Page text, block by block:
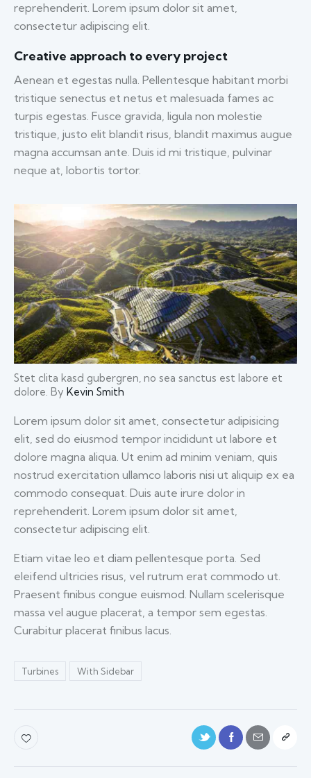
reprehenderit. Lorem ipsum dolor sit amet,
consectetur adipiscing elit.
Creative approach to every project
Aenean et egestas nulla. Pellentesque habitant morbi
tristique senectus et netus et malesuada fames ac
turpis egestas. Fusce gravida, ligula non molestie
tristique, justo elit blandit risus, blandit maximus augue
magna accumsan ante. Duis id mi tristique, pulvinar
neque at, lobortis tortor.
Stet clita kasd gubergren, no sea sanctus est labore et
dolore. By Kevin Smith
Lorem ipsum dolor sit amet, consectetur adipisicing
elit, sed do eiusmod tempor incididunt ut labore et
dolore magna aliqua. Ut enim ad minim veniam, quis
nostrud exercitation ullamco laboris nisi ut aliquip ex ea
commodo consequat. Duis aute irure dolor in
reprehenderit. Lorem ipsum dolor sit amet,
consectetur adipiscing elit.
Etiam vitae leo et diam pellentesque porta. Sed
eleifend ultricies risus, vel rutrum erat commodo ut.
Praesent finibus congue euismod. Nullam scelerisque
massa vel augue placerat, a tempor sem egestas.
Curabitur placerat finibus lacus.
Turbines With Sidebar